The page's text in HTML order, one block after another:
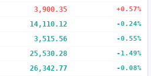
3,900.35 +0.57%
14,110.12 -0.24%
3,515.56 -0.55%
25,530.28 -1.49%
26,342.77 -0.08%